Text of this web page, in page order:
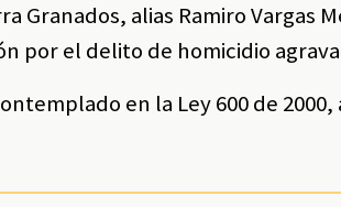
Granados, alias Ramiro Vargas
por el delito de homicidio
en la Ley 600 de